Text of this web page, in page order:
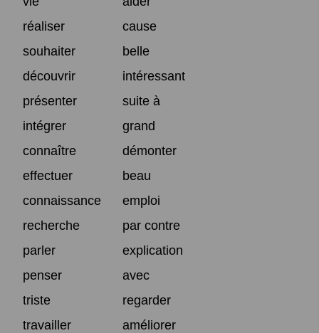
réaliser
cause
souhaiter
belle
découvrir
intéressant
présenter
suite à
intégrer
grand
connaître
démonter
effectuer
beau
connaissance
emploi
recherche
par contre
parler
explication
penser
avec
triste
regarder
travailler
améliorer